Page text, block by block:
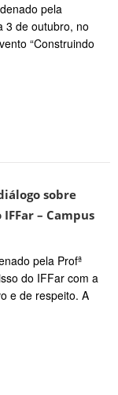
pela
3 de outubro, no
“Construindo
sobre
– Campus
pela Profª
do IFFar com a
e de respeito. A